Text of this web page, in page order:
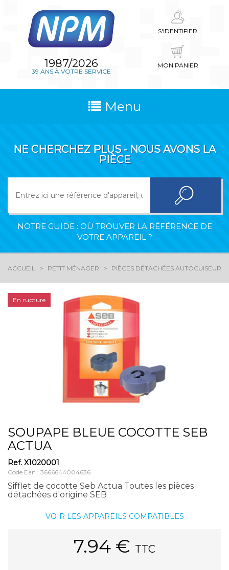
1987/2026
39 ANS À VOTRE SERVICE
S'IDENTIFIER
MON PANIER
Menu
NE CHERCHEZ PLUS - NOUS AVONS LA
PIÈCE
NOTRE GUIDE : OÙ TROUVER LA RÉFÉRENCE DE
VOTRE APPAREIL ?
ACCUEIL PETIT MÉNAGER PIÈCES DÉTACHÉES AUTOCUISEUR
En rupture
SOUPAPE BLEUE COCOTTE SEB
ACTUA
Ref. X1020001
Code Ean : 3666644004636
Sifflet de cocotte Seb Actua Toutes les pièces
détachées d'origine SEB
VOIR LES APPAREILS COMPATIBLES
7.94 € TTC